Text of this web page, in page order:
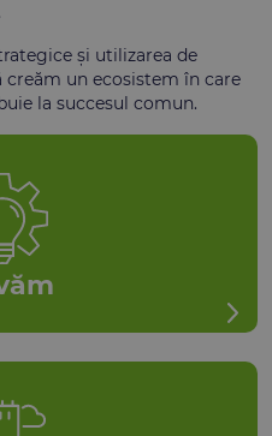
și utilizarea de
un ecosistem în care
la succesul comun.